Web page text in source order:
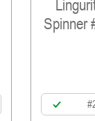
Spinner